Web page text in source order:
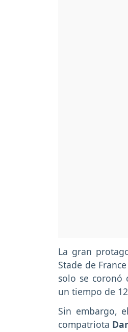
La gran
Stade de France
solo se coronó
un tiempo de
Sin embargo,
compatriota